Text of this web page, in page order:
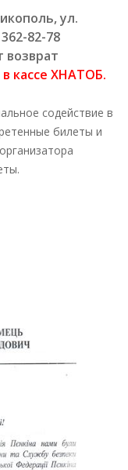
ул.
82-78
возврат
в кассе ХНАТОБ.
содействие в
билеты и